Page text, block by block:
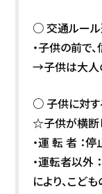
○ 交通ルー
・子供の前で
→子供は大人
○ 子供に対す
☆子供が横断
・運 転 者 ：停
・運転者以外
により、こど